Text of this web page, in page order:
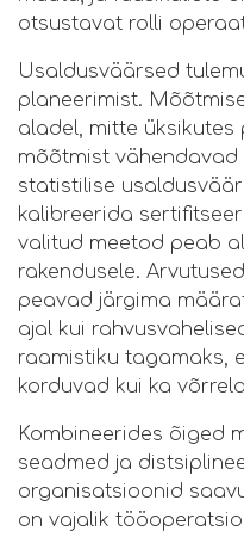
otsustavat rolli
Usaldusväärsed
planeerimist.
aladel, mitte üksikutes
mõõtmist
statistilise
kalibreerida
valitud meetod peab
rakendusele.
peavad järgima
ajal kui
raamistiku tagamaks,
korduvad kui ka
Kombineerides õiged
seadmed ja
organisatsioonid
on vajalik